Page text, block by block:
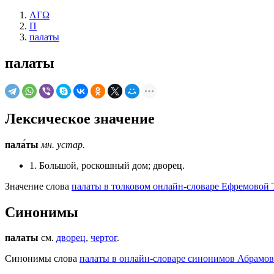
ΛΓΩ
П
палаты
палаты
Лексическое значение
пала́ты мн. устар.
1. Большой, роскошный дом; дворец.
Значение слова палаты в толковом онлайн-словаре Ефремовой
Синонимы
палаты см. дворец, чертог.
Синонимы слова палаты в онлайн-словаре синонимов